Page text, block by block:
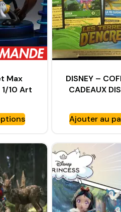
Max
10 Art
DISNEY –
CADEAUX
D’ENCRES
2024
Ajouter au